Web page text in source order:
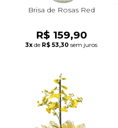
Brisa de Rosas Red
R$ 159,90
3x de R$ 53,30 sem juros